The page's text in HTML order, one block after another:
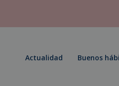
Actualidad Buenos